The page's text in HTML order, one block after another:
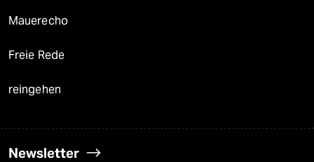
Mauerecho
Freie Rede
reingehen
Newsletter